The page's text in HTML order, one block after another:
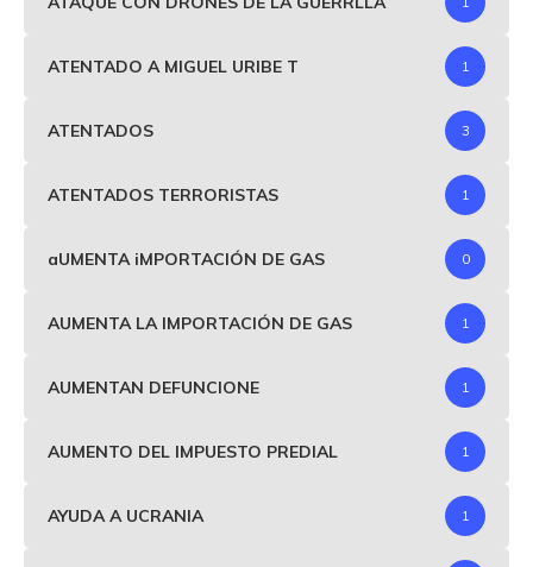
ATENTADO A MIGUEL URIBE T 1
ATENTADOS 3
ATENTADOS TERRORISTAS 1
aUMENTA iMPORTACIÓN DE GAS 0
AUMENTA LA IMPORTACIÓN DE GAS 1
AUMENTAN DEFUNCIONE 1
AUMENTO DEL IMPUESTO PREDIAL 1
AYUDA A UCRANIA 1